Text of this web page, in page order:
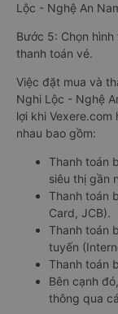
Lộc - Nghệ An
Bước 5: Chọn
thanh toán vé.
Việc đặt mua và
Nghi Lộc - Nghệ
lợi khi
nhau bao gồm:
Thanh toán
siêu thị gần
Thanh toán
Card, JCB).
Thanh toán
tuyến
Thanh toán
Bên cạnh
thông qua